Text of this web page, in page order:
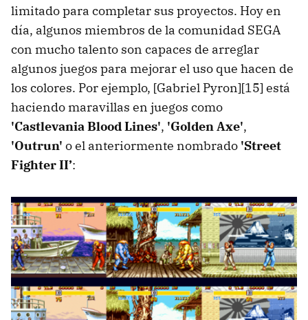
limitado para completar sus proyectos. Hoy en
día, algunos miembros de la comunidad SEGA
con mucho talento son capaces de arreglar
algunos juegos para mejorar el uso que hacen de
los colores. Por ejemplo, [Gabriel Pyron][15] está
haciendo maravillas en juegos como
'Castlevania Blood Lines', 'Golden Axe',
'Outrun' o el anteriormente nombrado 'Street
Fighter II’: